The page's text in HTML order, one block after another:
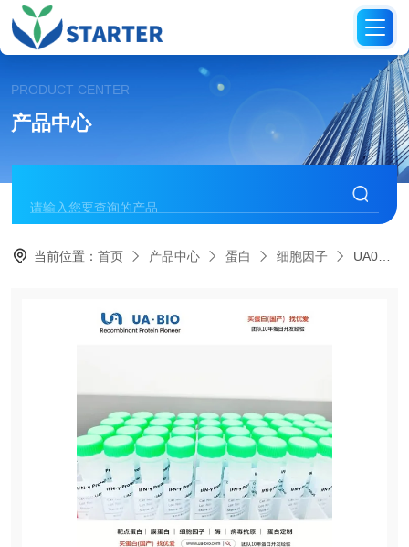
PRODUCT CENTER
产品中心
当前位置：首页 产品中心 蛋白 细胞因子 UA040193IL-7蛋白（人源）